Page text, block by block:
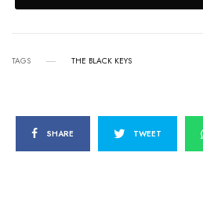
TAGS THE BLACK KEYS
SHARE TWEET